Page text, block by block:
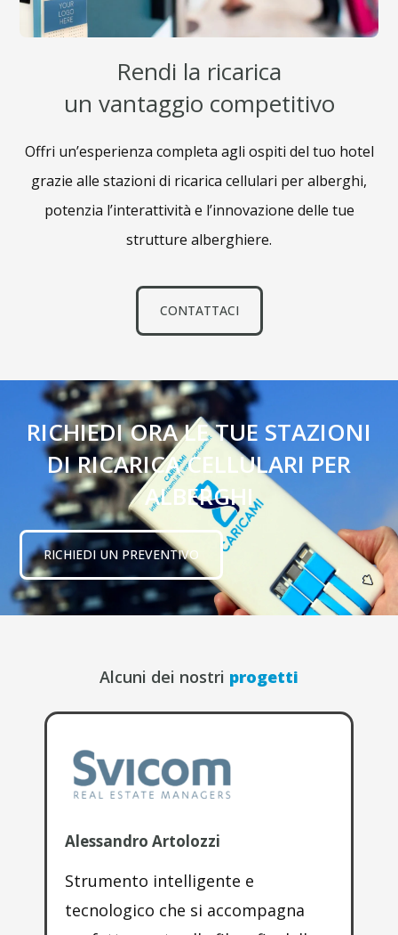
Rendi la ricarica
un vantaggio competitivo
Offri un’esperienza completa agli ospiti del tuo hotel
grazie alle stazioni di ricarica cellulari per alberghi,
potenzia l’interattività e l’innovazione delle tue
strutture alberghiere.
CONTATTACI
RICHIEDI ORA LE TUE STAZIONI
DI RICARICA CELLULARI PER
ALBERGHI
RICHIEDI UN PREVENTIVO
Alcuni dei nostri progetti
Alessandro Artolozzi
Strumento intelligente e
tecnologico che si accompagna